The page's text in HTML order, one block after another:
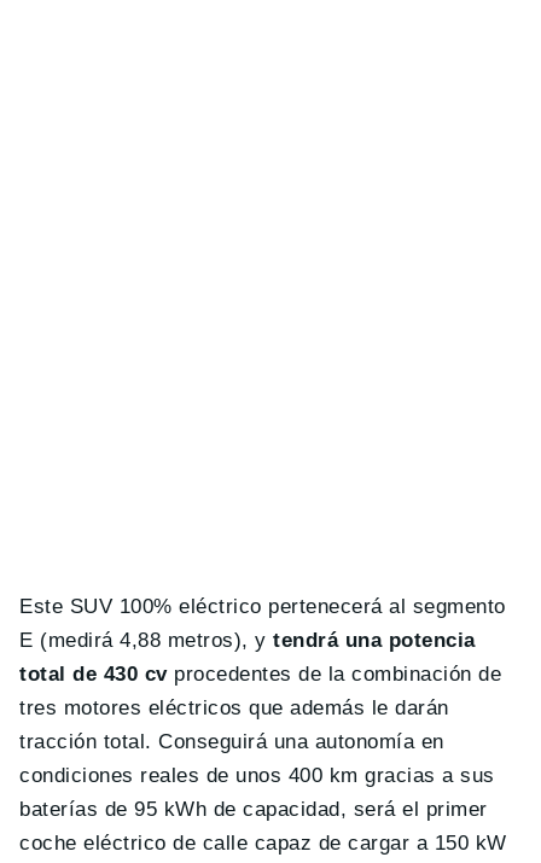
Este SUV 100% eléctrico pertenecerá al segmento
E (medirá 4,88 metros), ytendrá una potencia
total de 430 cvprocedentes de la combinación de
tres motores eléctricos que además le darán
tracción total. Conseguirá una autonomía en
condiciones reales de unos 400 km gracias a sus
baterías de 95 kWh de capacidad, será el primer
coche eléctrico de calle capaz de cargar a 150 kW